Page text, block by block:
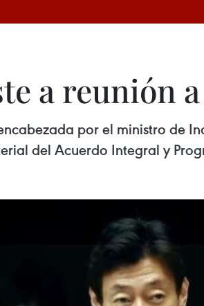
a reunión
por el ministro de
del Acuerdo Integral y